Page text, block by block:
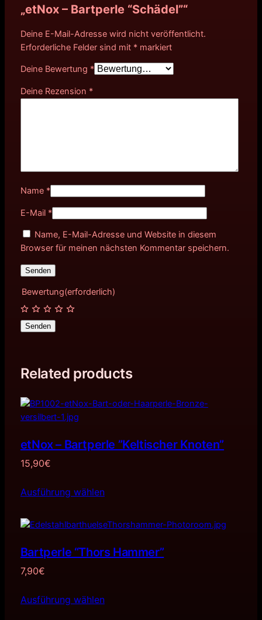
„etNox – Bartperle “Schädel”“
Deine E-Mail-Adresse wird nicht veröffentlicht.
Erforderliche Felder sind mit *markiert
Deine Bewertung *
Deine Rezension *
Name *
E-Mail *
Name, E-Mail-Adresse und Website in diesem
Browser für meinen nächsten Kommentar speichern.
Bewertung(erforderlich)
Senden
Related products
etNox – Bartperle ”Keltischer Knoten”
15,90€
Ausführung wählen
Bartperle “Thors Hammer”
7,90€
Ausführung wählen